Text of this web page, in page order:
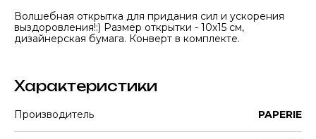
Волшебная открытка для придания сил и ускорения
выздоровления!:) Размер открытки - 10х15 см,
дизайнерская бумага. Конверт в комплекте.
Характеристики
Производитель PAPERIE